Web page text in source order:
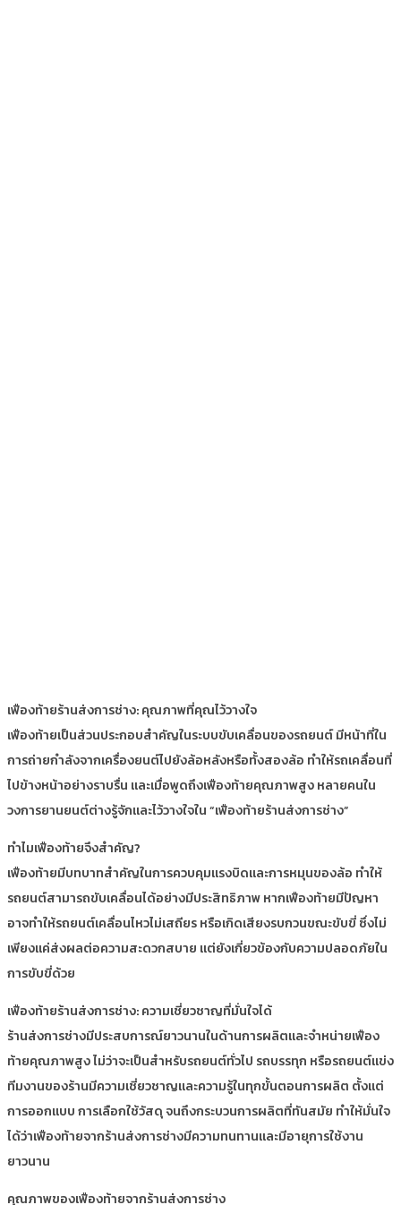
เฟืองท้ายร้านส่งการช่าง: คุณภาพที่คุณไว้วางใจ
เฟืองท้ายเป็นส่วนประกอบสำคัญในระบบขับเคลื่อนของรถยนต์ มีหน้าที่ใน
การถ่ายกำลังจากเครื่องยนต์ไปยังล้อหลังหรือทั้งสองล้อ ทำให้รถเคลื่อนที่
ไปข้างหน้าอย่างราบรื่น และเมื่อพูดถึงเฟืองท้ายคุณภาพสูง หลายคนใน
วงการยานยนต์ต่างรู้จักและไว้วางใจใน “เฟืองท้ายร้านส่งการช่าง”
ทำไมเฟืองท้ายจึงสำคัญ?
เฟืองท้ายมีบทบาทสำคัญในการควบคุมแรงบิดและการหมุนของล้อ ทำให้
รถยนต์สามารถขับเคลื่อนได้อย่างมีประสิทธิภาพ หากเฟืองท้ายมีปัญหา
อาจทำให้รถยนต์เคลื่อนไหวไม่เสถียร หรือเกิดเสียงรบกวนขณะขับขี่ ซึ่งไม่
เพียงแค่ส่งผลต่อความสะดวกสบาย แต่ยังเกี่ยวข้องกับความปลอดภัยใน
การขับขี่ด้วย
เฟืองท้ายร้านส่งการช่าง: ความเชี่ยวชาญที่มั่นใจได้
ร้านส่งการช่างมีประสบการณ์ยาวนานในด้านการผลิตและจำหน่ายเฟือง
ท้ายคุณภาพสูง ไม่ว่าจะเป็นสำหรับรถยนต์ทั่วไป รถบรรทุก หรือรถยนต์แข่ง
ทีมงานของร้านมีความเชี่ยวชาญและความรู้ในทุกขั้นตอนการผลิต ตั้งแต่
การออกแบบ การเลือกใช้วัสดุ จนถึงกระบวนการผลิตที่ทันสมัย ทำให้มั่นใจ
ได้ว่าเฟืองท้ายจากร้านส่งการช่างมีความทนทานและมีอายุการใช้งาน
ยาวนาน
คุณภาพของเฟืองท้ายจากร้านส่งการช่าง